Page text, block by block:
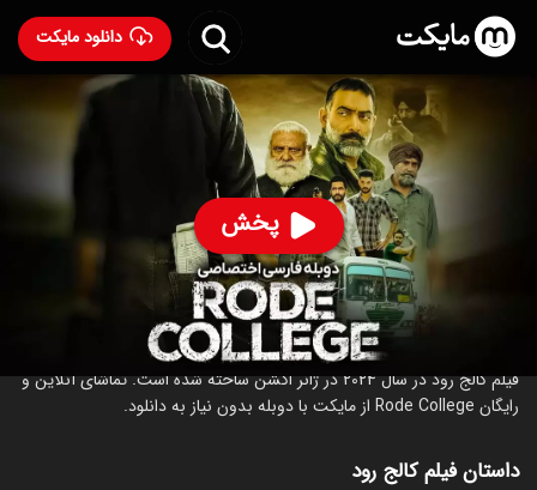
دانلود مایکت
پخش
فیلم هندی کالج رود با دوبله فارسی - Rode College 2024
66 ۶.۶
ساخت هند سال 2024
رده سنی ۱۸+
اکشن درام
درباره فیلم کالج رود
فیلم کالج رود در سال 2024 در ژانر اکشن ساخته شده است. تماشای آنلاین و
رایگان Rode College از مایکت با دوبله بدون نیاز به دانلود.
داستان فیلم کالج رود